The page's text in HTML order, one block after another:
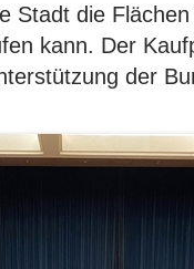
Stadt die
kann. Der
der